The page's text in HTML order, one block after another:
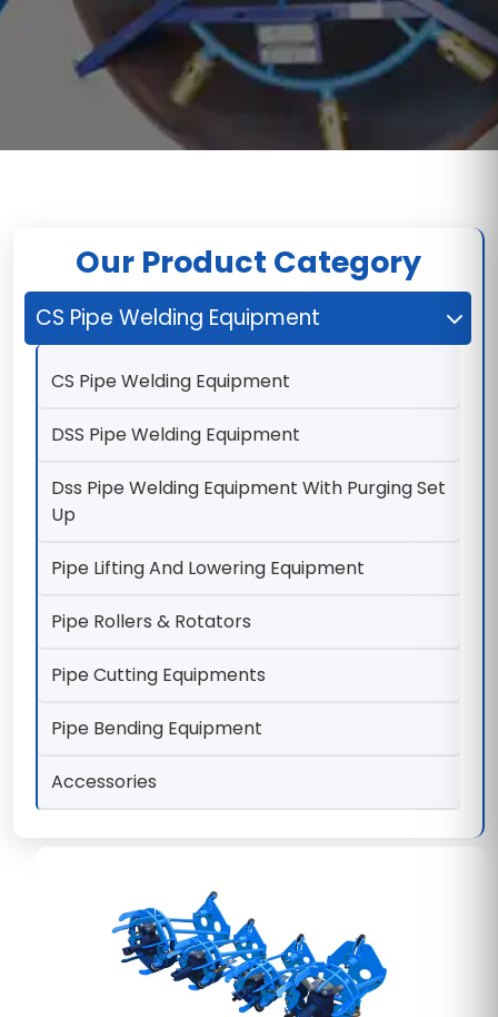
Our Product Category
CS Pipe Welding Equipment
CS Pipe Welding Equipment
DSS Pipe Welding Equipment
Dss Pipe Welding Equipment With Purging Set
Up
Pipe Lifting And Lowering Equipment
Pipe Rollers & Rotators
Pipe Cutting Equipments
Pipe Bending Equipment
Accessories